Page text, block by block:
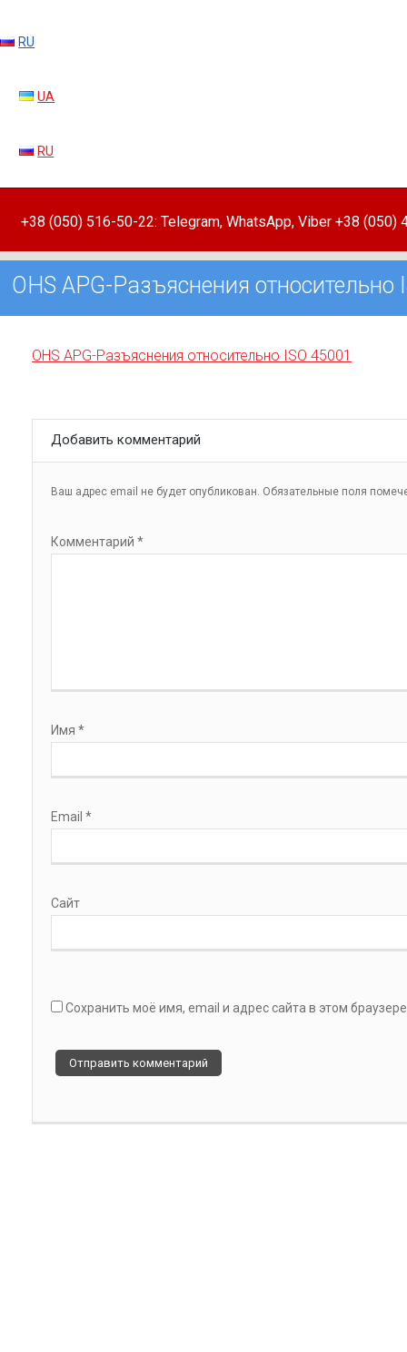
RU
UA
RU
+38 (050) 516-50-22: Telegram, WhatsApp, Viber +38 (050)
OHS APG-Разъяснения относительно
OHS APG-Разъяснения относительно ISO 45001
Добавить комментарий
Ваш адрес email не будет опубликован. Обязательные поля
Комментарий *
Имя *
Email *
Сайт
Сохранить моё имя, email и адрес сайта в этом